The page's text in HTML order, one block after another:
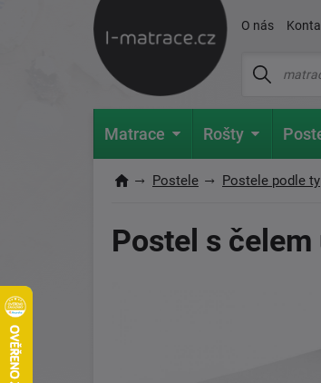
O nás
Matrace Rošty
Postele Postele podle
Postel s